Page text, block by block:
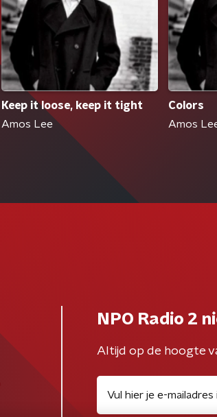
Keep it loose, keep it tight
Amos Lee
Colors
Amos
NPO Radio 2
Altijd op de hoogte